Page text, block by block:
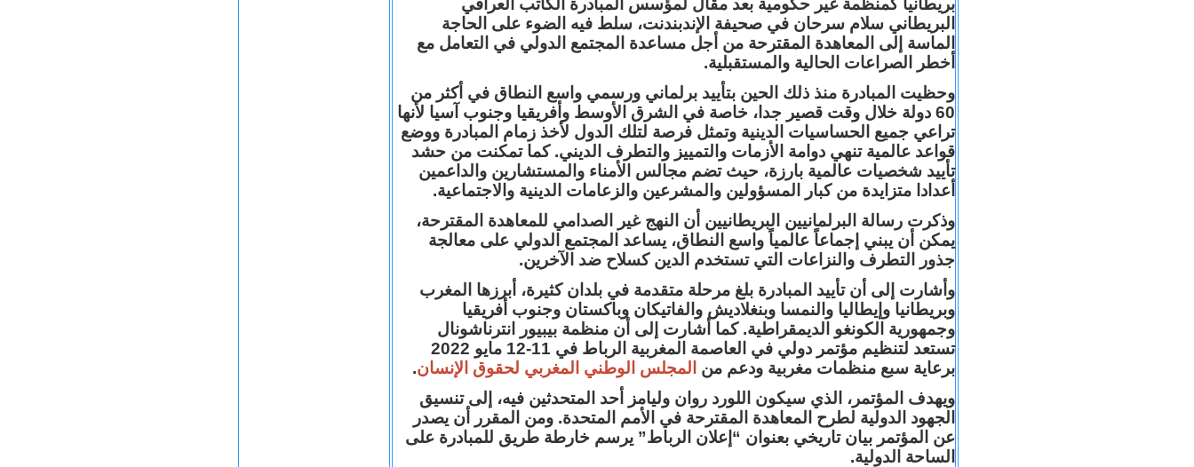
بريطانيا كمنظمة غير حكومية بعد مقال لمؤسس المبادرة الكاتب العراقي
البريطاني سلام سرحان في صحيفة الإندبندنت، سلط فيه الضوء على الحاجة
الماسة إلى المعاهدة المقترحة من أجل مساعدة المجتمع الدولي في التعامل مع
أخطر الصراعات الحالية والمستقبلية.
وحظيت المبادرة منذ ذلك الحين بتأييد برلماني ورسمي واسع النطاق في أكثر من
60 دولة خلال وقت قصير جدا، خاصة في الشرق الأوسط وأفريقيا وجنوب آسيا لأنها
تراعي جميع الحساسيات الدينية وتمثل فرصة لتلك الدول لأخذ زمام المبادرة ووضع
قواعد عالمية تنهي دوامة الأزمات والتمييز والتطرف الديني. كما تمكنت من حشد
تأييد شخصيات عالمية بارزة، حيث تضم مجالس الأمناء والمستشارين والداعمين
أعدادا متزايدة من كبار المسؤولين والمشرعين والزعامات الدينية والاجتماعية.
وذكرت رسالة البرلمانيين البريطانيين أن النهج غير الصدامي للمعاهدة المقترحة،
يمكن أن يبني إجماعاً عالمياً واسع النطاق، يساعد المجتمع الدولي على معالجة
جذور التطرف والنزاعات التي تستخدم الدين كسلاح ضد الآخرين.
وأشارت إلى أن تأييد المبادرة بلغ مرحلة متقدمة في بلدان كثيرة، أبرزها المغرب
وبريطانيا وإيطاليا والنمسا وبنغلاديش والفاتيكان وباكستان وجنوب أفريقيا
وجمهورية الكونغو الديمقراطية. كما أشارت إلى أن منظمة بيبيور انترناشونال
تستعد لتنظيم مؤتمر دولي في العاصمة المغربية الرباط في 11-12 مايو 2022
برعاية سبع منظمات مغربية ودعم من المجلس الوطني المغربي لحقوق الإنسان.
ويهدف المؤتمر، الذي سيكون اللورد روان وليامز أحد المتحدثين فيه، إلى تنسيق
الجهود الدولية لطرح المعاهدة المقترحة في الأمم المتحدة. ومن المقرر أن يصدر
عن المؤتمر بيان تاريخي بعنوان “إعلان الرباط” يرسم خارطة طريق للمبادرة على
الساحة الدولية.